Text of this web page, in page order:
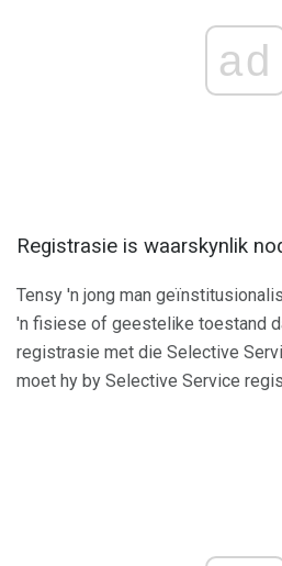
ad
Registrasie is waarskynlik
Tensy 'n jong man
'n fisiese of geestelike toestand
registrasie met die Selective
moet hy by Selective Service